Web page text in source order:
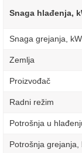
Snaga hlađenja,
Snaga grejanja, kW
Zemlja
Proizvođač
Radni režim
Potrošnja u
Potrošnja grejanja,